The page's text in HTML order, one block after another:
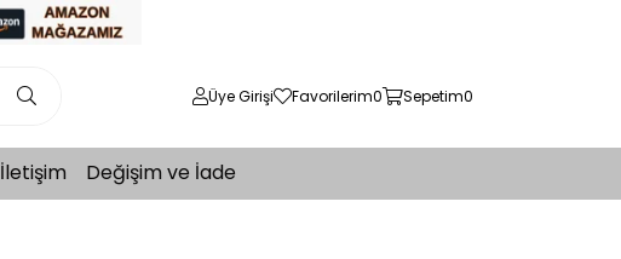
Üye Girişi Favorilerim0 Sepetim0
İletişim Değişim ve İade